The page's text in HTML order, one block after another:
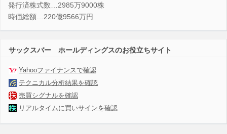
発行済株式数…2985万9000株
時価総額…220億9566万円
サックスバー ホールディングスのお役立ちサイト
Yahooファイナンスで確認
テクニカル分析結果を確認
売買シグナルを確認
リアルタイムに買いサインを確認